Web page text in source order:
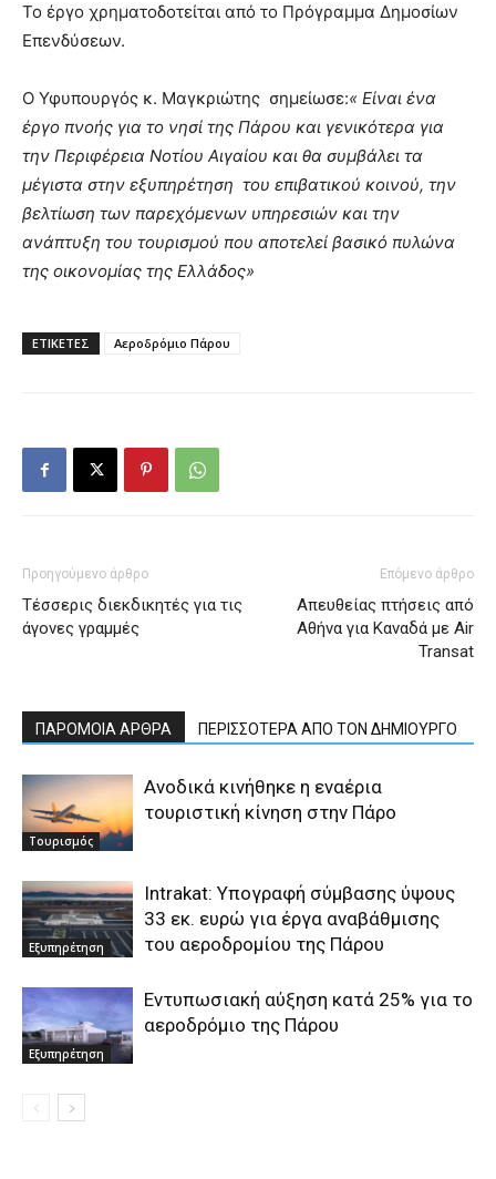
Το έργο χρηματοδοτείται από το Πρόγραμμα Δημοσίων
Επενδύσεων.
Ο Υφυπουργός κ. Μαγκριώτης σημείωσε:« Είναι ένα
έργο πνοής για το νησί της Πάρου και γενικότερα για
την Περιφέρεια Νοτίου Αιγαίου και θα συμβάλει τα
μέγιστα στην εξυπηρέτηση του επιβατικού κοινού, την
βελτίωση των παρεχόμενων υπηρεσιών και την
ανάπτυξη του τουρισμού που αποτελεί βασικό πυλώνα
της οικονομίας της Ελλάδος»
ΕΤΙΚΕΤΕΣ Αεροδρόμιο Πάρου
Προηγούμενο άρθρο
Τέσσερις διεκδικητές για τις
άγονες γραμμές
Επόμενο άρθρο
Απευθείας πτήσεις από
Αθήνα για Καναδά με Air
Transat
ΠΑΡΟΜΟΙΑ ΑΡΘΡΑ ΠΕΡΙΣΣΟΤΕΡΑ ΑΠΟ ΤΟΝ ΔΗΜΙΟΥΡΓΟ
Τουρισμός
Ανοδικά κινήθηκε η εναέρια
τουριστική κίνηση στην Πάρο
Εξυπηρέτηση
Intrakat: Υπογραφή σύμβασης ύψους
33 εκ. ευρώ για έργα αναβάθμισης
του αεροδρομίου της Πάρου
Εξυπηρέτηση
Εντυπωσιακή αύξηση κατά 25% για το
αεροδρόμιο της Πάρου